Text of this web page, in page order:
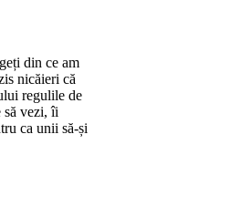
din ce am
nicăieri că
regulile de
să vezi, îi
ca unii să-și